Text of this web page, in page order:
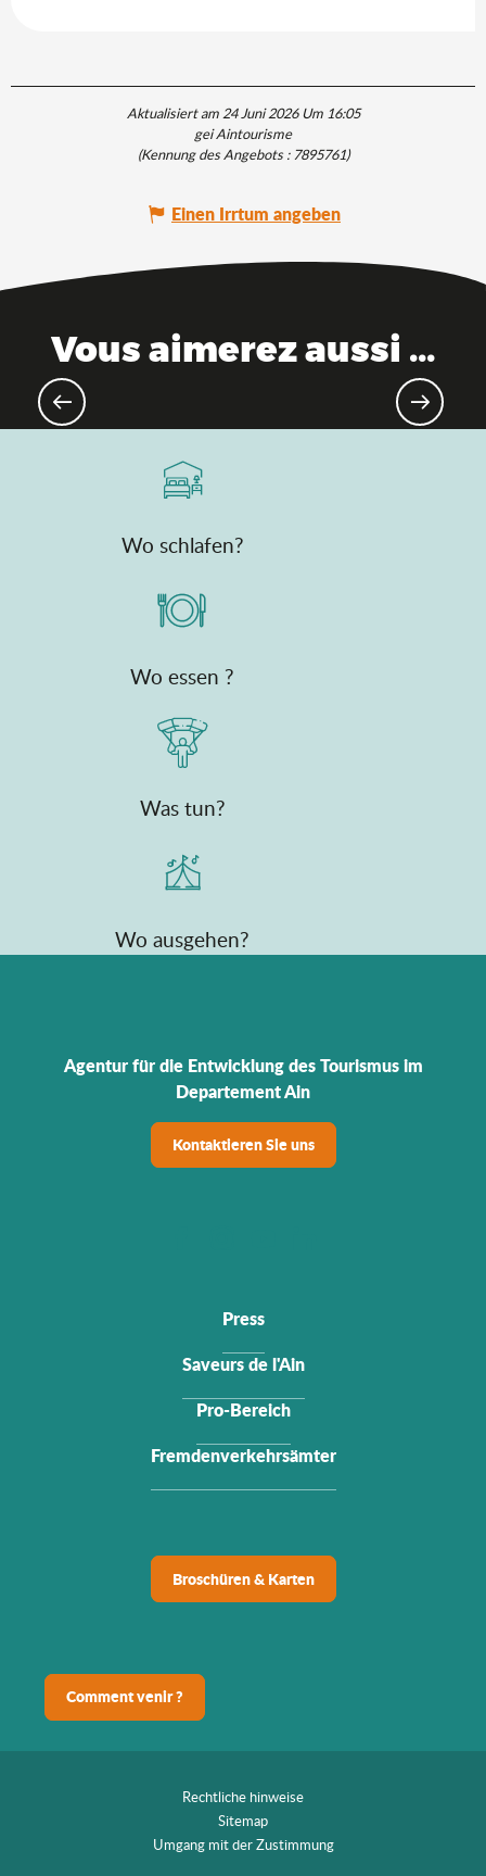
Aktualisiert am 24 Juni 2026 Um 16:05
gei Aintourisme
(Kennung des Angebots : 7895761)
Einen Irrtum angeben
Vous aimerez aussi ...
Die Marke Saveurs de l'Ain®
Wo schlafen?
Wo essen ?
Was tun?
Wo ausgehen?
Agentur für die Entwicklung des Tourismus im
Departement Ain
Kontaktieren Sie uns
Press
Saveurs de l'Ain
Pro-Bereich
Fremdenverkehrsämter
Broschüren & Karten
Comment venir ?
Rechtliche hinweise
Sitemap
Umgang mit der Zustimmung